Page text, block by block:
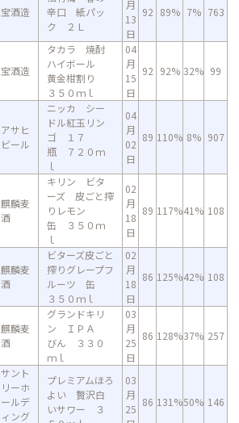
宝酒造
辛口 紙パッ
ク ２Ｌ
月
13
日
92 89% 7% 763
宝酒造
タカラ 焼酎
ハイボール
黄金柑割り
３５０ｍｌ
04
月
15
日
92 92% 32% 99
アサヒ
ビール
ニッカ シー
ドル紅玉リン
ゴ １７
瓶 ７２０ｍ
ｌ
04
月
02
日
89 110% 8% 907
麒麟麦
酒
キリン ビタ
ーズ 皮ごと搾
りレモン
缶 ３５０ｍ
ｌ
02
月
18
日
89 117%41% 108
麒麟麦
酒
ビターズ皮ごと
搾りグレープフ
ルーツ 缶
３５０ｍｌ
02
月
18
日
86 125%42% 108
麒麟麦
酒
グランドキリ
ン ＩＰＡ
びん ３３０
ｍｌ
03
月
25
日
86 128%37% 257
サント
リーホ
ールデ
ィング
プレミアムほろ
よい 贅沢白
いサワー ３
03
月
25
86 131%50% 146